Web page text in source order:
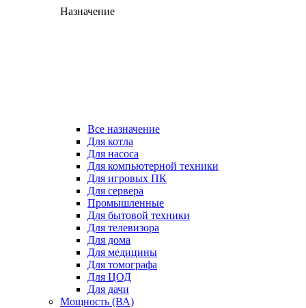
Назначение
Все назначение
Для котла
Для насоса
Для компьютерной техники
Для игровых ПК
Для сервера
Промышленные
Для бытовой техники
Для телевизора
Для дома
Для медицины
Для томографа
Для ЦОД
Для дачи
Мощность (ВА)